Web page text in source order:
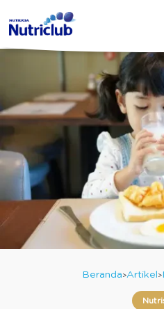
Beranda Artikel